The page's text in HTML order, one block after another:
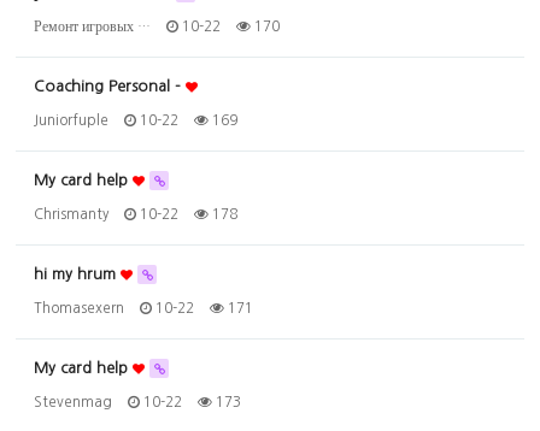
Ремонт игровых … 10-22 170
Coaching Personal -
Juniorfuple 10-22 169
My card help
Chrismanty 10-22 178
hi my hrum
Thomasexern 10-22 171
My card help
Stevenmag 10-22 173